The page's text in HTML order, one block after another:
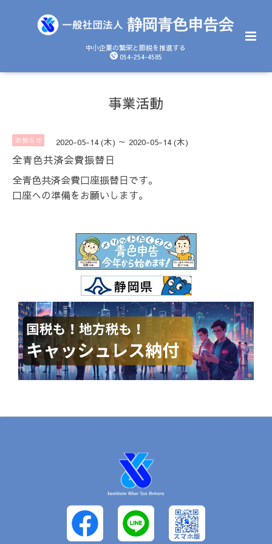
中小企業の繁栄と節税を推進する
054-254-4585
事業活動
お知らせ 2020-05-14 (木) ～ 2020-05-14 (木)
全青色共済会費振替日
全青色共済会費口座振替日です。
口座への準備をお願いします。